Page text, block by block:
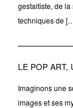
gestaltiste, de
techniques de
LE POP ART,
Imaginons une
images et ses